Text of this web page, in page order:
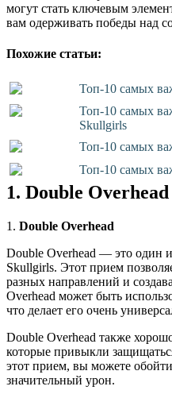
могут стать ключевым
вам одерживать победы над
Похожие статьи:
Топ-10 самых
Топ-10 самых
Skullgirls
Топ-10 самых
Топ-10 самых
1. Double Overhead
1. Double Overhead
Double Overhead — это один
Skullgirls. Этот прием
разных направлений и
Overhead может быть
что делает его очень
Double Overhead также
которые привыкли
этот прием, вы можете
значительный урон.